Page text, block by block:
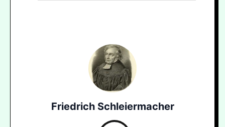
Friedrich Schleiermacher